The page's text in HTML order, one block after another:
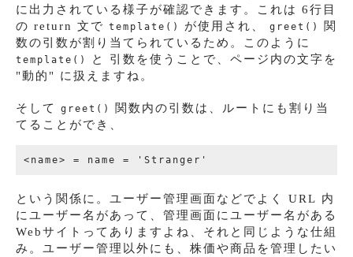
に出力されている様子が確認できます。これは 6行目
の return 文で template() が使用され、 greet()
関
数の引数が割り当てられているため。このように
template()
と 引数を使うことで、ページ内の文字を
"動的" に扱えますね。
そして greet()
関数内の引数は、ルートにも割り当
てることができ、
という関係に。ユーザー管理画面などでよく URL 内
にユーザー名があって、管理画面にユーザー名がある
Webサイトってありますよね、それと同じような仕組
み。ユーザー管理以外にも、株価や商品を管理したい